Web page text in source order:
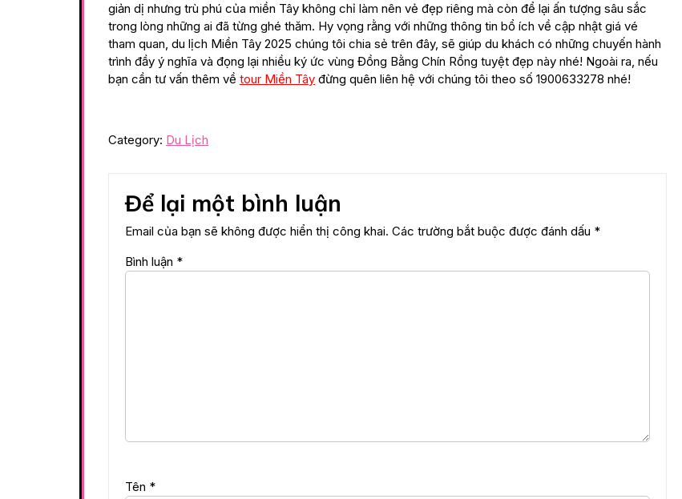
giản dị nhưng trù phú của miền Tây không chỉ làm nên vẻ đẹp riêng mà còn để lại ấn tượng sâu sắc
trong lòng những ai đã từng ghé thăm. Hy vọng rằng với những thông tin bổ ích về cập nhật giá vé
tham quan, du lịch Miền Tây 2025 chúng tôi chia sẻ trên đây, sẽ giúp du khách có những chuyến hành
trình đầy ý nghĩa và đọng lại nhiều ký ức vùng Đồng Bằng Chín Rồng tuyệt đẹp này nhé! Ngoài ra, nếu
bạn cần tư vấn thêm về tour Miền Tây đừng quên liên hệ với chúng tôi theo số 1900633278 nhé!
Category: Du Lịch
Để lại một bình luận
Email của bạn sẽ không được hiển thị công khai. Các trường bắt buộc được đánh dấu *
Bình luận *
Tên *